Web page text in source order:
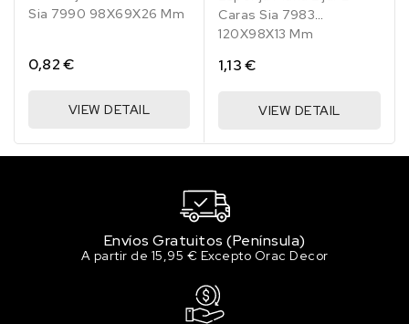
99 en stock
9.49 €
Wengué Tropical 507
99 en stock
Sia 7990 98X69X26 Mm
0,82 €
VIEW DETAIL
Caras Sia 7983
120X98X13 Mm
1,13 €
VIEW DETAIL
Envíos Gratuitos (Península)
A partir de 15,95 € Excepto Orac Decor